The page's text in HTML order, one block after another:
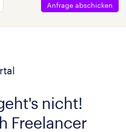
Anfrage abschicken
nicht!
Freelancer